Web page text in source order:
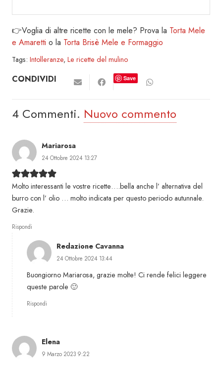
👉Voglia di altre ricette con le mele? Prova la Torta Mele
e Amaretti o la Torta Brisè Mele e Formaggio
Tags: Intolleranze, Le ricette del mulino
CONDIVIDI Save
4 Commenti. Nuovo commento
Mariarosa
24 Ottobre 2024 13:27
Molto interessanti le vostre ricette….bella anche l’ alternativa del
burro con l’ olio … molto indicata per questo periodo autunnale.
Grazie.
Rispondi
Redazione Cavanna
24 Ottobre 2024 13:44
Buongiorno Mariarosa, grazie molte! Ci rende felici leggere
queste parole 🙂
Rispondi
Elena
9 Marzo 2023 9:22